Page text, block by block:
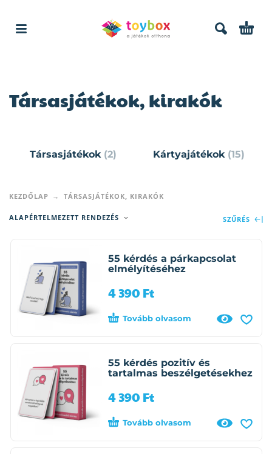
Társasjátékok, kirakók
Társasjátékok (2) Kártyajátékok (15)
KEZDŐLAP TÁRSASJÁTÉKOK, KIRAKÓK
ALAPÉRTELMEZETT RENDEZÉS SZŰRÉS
55 kérdés a párkapcsolat
elmélyítéséhez
4 390 Ft
Tovább olvasom
55 kérdés pozitív és
tartalmas beszélgetésekhez
4 390 Ft
Tovább olvasom